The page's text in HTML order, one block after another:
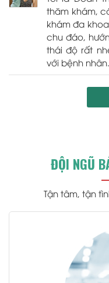
thăm khám,
khám đa
chu đáo,
thái độ rất
với bệnh nhân.
ĐỘI NGŨ
Tận tâm, tận